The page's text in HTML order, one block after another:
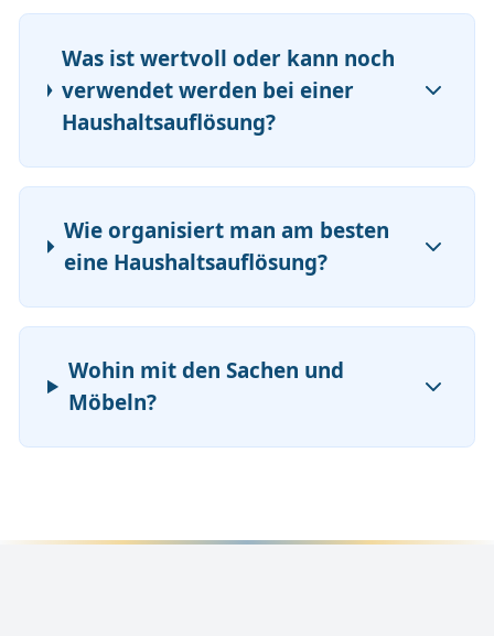
Was ist wertvoll oder kann noch
verwendet werden bei einer
Haushaltsauflösung?
Wie organisiert man am besten
eine Haushaltsauflösung?
Wohin mit den Sachen und
Möbeln?